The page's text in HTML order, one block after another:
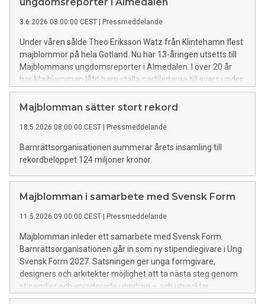
3.6.2026 08:00:00 CEST | Pressmeddelande
Under våren sålde Theo Eriksson Watz från Klintehamn flest
majblommor på hela Gotland. Nu har 13-åringen utsetts till
Majblommans ungdomsreporter i Almedalen. I över 20 år
har Majblomman låtit barn ställa partiledarna till svars under
politikerveckan. I år är flera frågor aktuella - Theo som tränar
livräddning är extra peppad på att diskutera barns
Majblomman sätter stort rekord
18.5.2026 08:00:00 CEST | Pressmeddelande
Barnrättsorganisationen summerar årets insamling till
rekordbeloppet 124 miljoner kronor.
Majblomman i samarbete med Svensk Form
11.5.2026 09:00:00 CEST | Pressmeddelande
Majblomman inleder ett samarbete med Svensk Form.
Barnrättsorganisationen går in som ny stipendiegivare i Ung
Svensk Form 2027. Satsningen ger unga formgivare,
designers och arkitekter möjlighet att ta nästa steg genom
stipendier och arvoderade uppdrag – och utvecklar
Majblommans tradition inom design, färg, form och konst.